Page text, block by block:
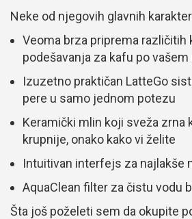
Neke od njegovih glavnih
Veoma brza priprema različitih
podešavanja za kafu po vašem
Izuzetno praktičan LatteGo
pere u samo jednom potezu
Keramički mlin koji sveža zrna
krupnije, onako kako vi želite
Intuitivan interfejs za najlakše
AquaClean filter za čistu vodu
Šta još poželeti sem da okupite